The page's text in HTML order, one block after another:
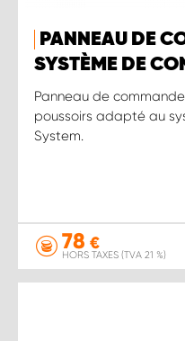
PANNEAU DE
SYSTÈME DE
Panneau de
poussoirs adapté au
System.
78 €
HORS TAXES (TVA 21 %)